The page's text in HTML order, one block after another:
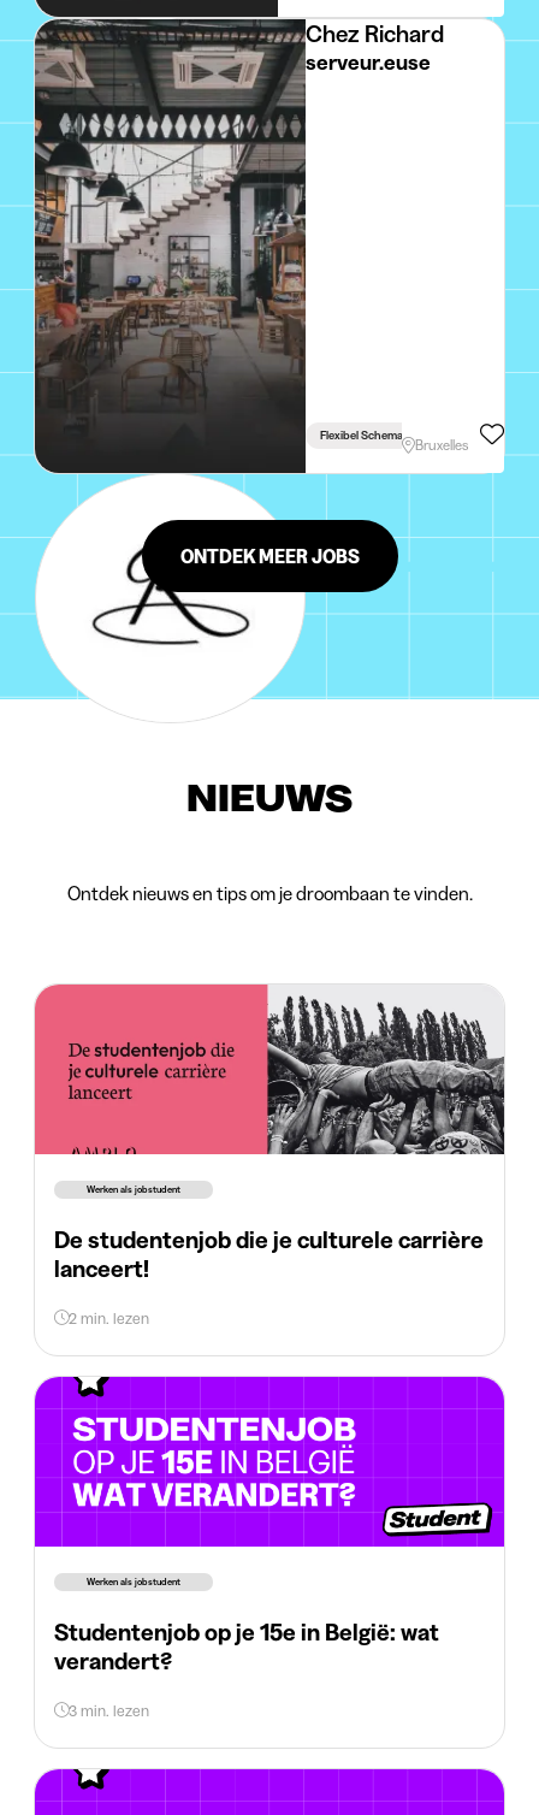
Chez Richard
serveur.euse
Flexibel Schema
Bruxelles
ONTDEK MEER JOBS
NIEUWS
Ontdek nieuws en tips om je droombaan te vinden.
Werken als jobstudent
De studentenjob die je culturele carrière
lanceert!
2 min. lezen
Werken als jobstudent
Studentenjob op je 15e in België: wat
verandert?
3 min. lezen